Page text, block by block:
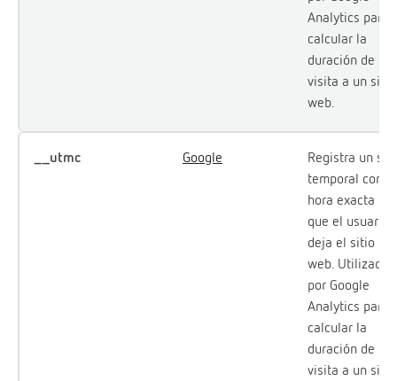
Analytics para
calcular la
duración de la
visita a un sitio
web.
__utmc Google
Registra un
temporal con la
hora exacta en
que el usuario
deja el sitio
web. Utilizada
por Google
Analytics para
calcular la
duración de la
visita a un sitio